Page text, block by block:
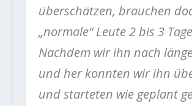
überschätzen, brauchen
„normale“ Leute 2 bis 3
Nachdem wir ihn nach
und her konnten wir ihn
und starteten wie geplant